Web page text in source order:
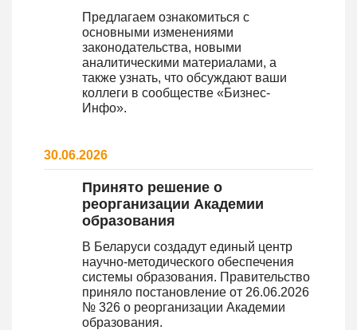
Предлагаем ознакомиться с
основными изменениями
законодательства, новыми
аналитическими материалами, а
также узнать, что обсуждают ваши
коллеги в сообществе «Бизнес-
Инфо».
30.06.2026
Принято решение о
реорганизации Академии
образования
В Беларуси создадут единый центр
научно-методического обеспечения
системы образования. Правительство
приняло постановление от 26.06.2026
№ 326 о реорганизации Академии
образования.